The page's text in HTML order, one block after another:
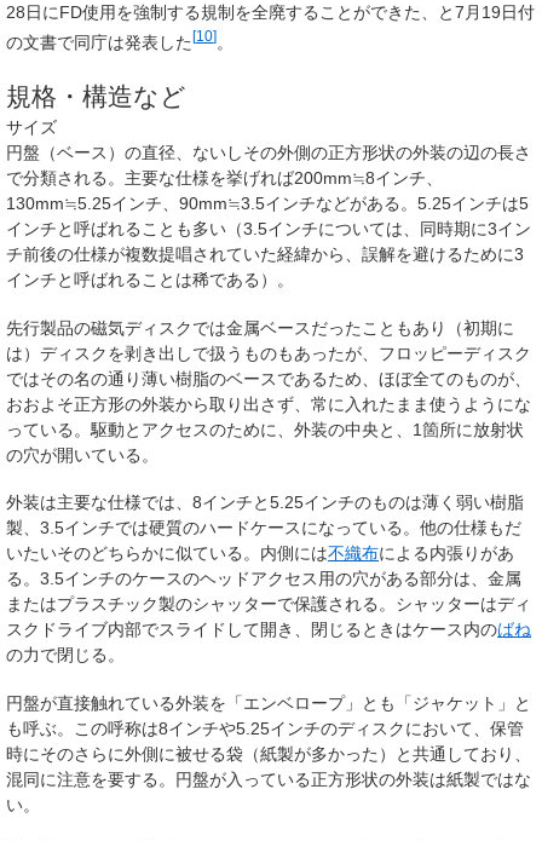
28日にFD使用を強制する規制を全廃することができた、と7月19日付
の文書で同庁は発表した[10]。
規格・構造など
サイズ
円盤（ベース）の直径、ないしその外側の正方形状の外装の辺の長さ
で分類される。主要な仕様を挙げれば200mm≒8インチ
130mm≒5.25インチ 90mm≒3.5インチなどがある。5.25インチは5
インチと呼ばれることも多い（3.5インチについては、同時期に3イン
チ前後の仕様が複数提唱されていた経緯から、誤解を避けるために3
インチと呼ばれることは稀である）。
先行製品の磁気ディスクでは金属ベースだったこともあり（初期に
は）ディスクを剥き出しで扱うものもあったが、フロッピーディスク
ではその名の通り薄い樹脂のベースであるため、ほぼ全てのものが、
おおよそ正方形の外装から取り出さず、常に入れたまま使うようにな
っている。駆動とアクセスのために、外装の中央と、1箇所に放射状
の穴が開いている。
外装は主要な仕様では、8インチと5.25インチのものは薄く弱い樹脂
製、3.5インチでは硬質のハードケースになっている。他の仕様もだ
いたいそのどちらかに似ている。内側には不織布による内張りがあ
る。3.5インチのケースのヘッドアクセス用の穴がある部分は、金属
またはプラスチック製のシャッターで保護される。シャッターはディ
スクドライブ内部でスライドして開き、閉じるときはケース内のばね
の力で閉じる。
円盤が直接触れている外装を「エンベロープ」とも「ジャケット」と
も呼ぶ。この呼称は8インチや5.25インチのディスクにおいて、保管
時にそのさらに外側に被せる袋（紙製が多かった）と共通しており、
混同に注意を要する。円盤が入っている正方形状の外装は紙製ではな
い。